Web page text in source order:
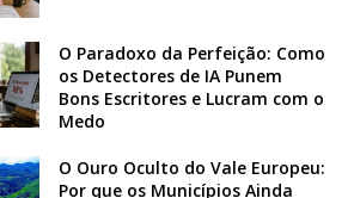
O Paradoxo da Perfeição: Como
os Detectores de IA Punem
Bons Escritores e Lucram com o
Medo
O Ouro Oculto do Vale Europeu:
Por que os Municípios Ainda